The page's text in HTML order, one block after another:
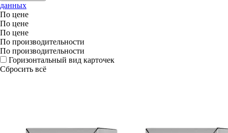
данных
По цене
По цене
По цене
По производительности
По производительности
Горизонтальный вид карточек
Сбросить всё